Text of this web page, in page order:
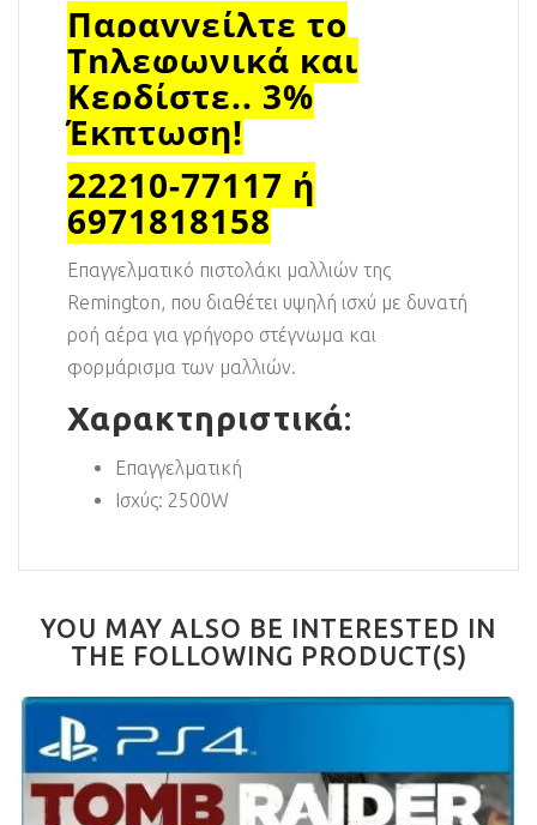
Παραγγείλτε το
Τηλεφωνικά και
Κερδίστε.. 3%
Έκπτωση!
22210-77117 ή
6971818158
Επαγγελματικό πιστολάκι μαλλιών της
Remington, που διαθέτει υψηλή ισχύ με δυνατή
ροή αέρα για γρήγορο στέγνωμα και
φορμάρισμα των μαλλιών.
Χαρακτηριστικά:
Επαγγελματική
Ισχύς: 2500W
YOU MAY ALSO BE INTERESTED IN
THE FOLLOWING PRODUCT(S)